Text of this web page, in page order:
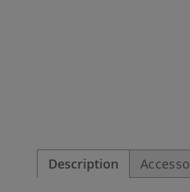
Description